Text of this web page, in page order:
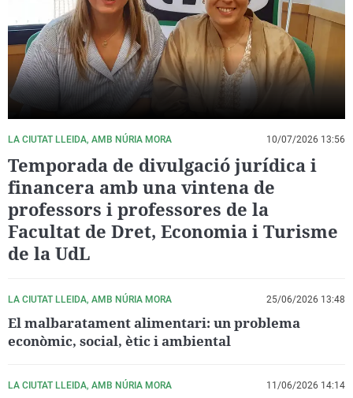
La rosa de los vientos
Gente viajera
Como el perro y el
Caso
Retornados
Equipo de
Operación Viuda
Extremadura
Galicia
La Rioja
Navarra
País Vasco
Virales
Televisión
Elecciones
LA CIUTAT LLEIDA, AMB NÚRIA MORA 10/07/2026 13:56
Temporada de divulgació jurídica i
financera amb una vintena de
professors i professores de la
Facultat de Dret, Economia i Turisme
de la UdL
LA CIUTAT LLEIDA, AMB NÚRIA MORA 25/06/2026 13:48
El malbaratament alimentari: un problema
econòmic, social, ètic i ambiental
LA CIUTAT LLEIDA, AMB NÚRIA MORA 11/06/2026 14:14